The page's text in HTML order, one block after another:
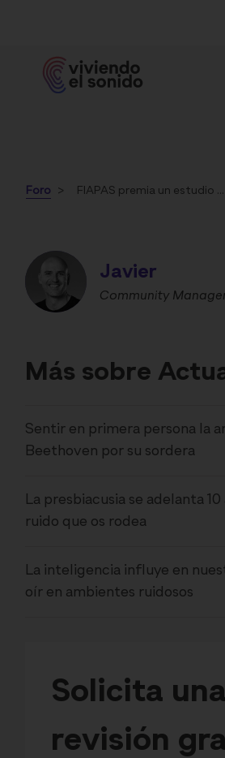
¿Qué es un audífono?
Foro
Javier
Community
Más sobre
Sentir en primera persona la
Beethoven por su sordera
La presbiacusia se adelanta 10
ruido que os rodea
La inteligencia influye en
oír en ambientes ruidosos
Solicita una
revisión